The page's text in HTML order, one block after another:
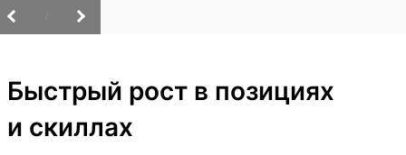
Быстрый рост в позициях
и скиллах